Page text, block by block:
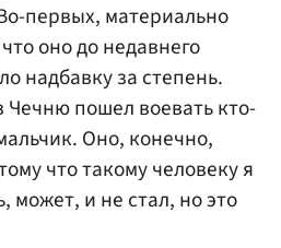
первых, материально
оно до недавнего
надбавку за степень.
Чечню пошел воевать кто-
Оно, конечно,
что такому человеку я
может, и не стал, но это